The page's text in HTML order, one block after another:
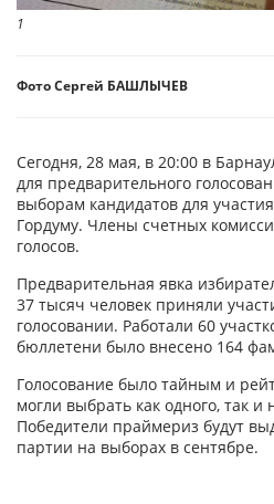
1
Фото Сергей БАШЛЫЧЕВ
Сегодня, 28 мая, в 20:00 в
для предварительного
выборам кандидатов для
Гордуму. Члены счетных
голосов.
Предварительная явка
37 тысяч человек приняли
голосовании. Работали 60
бюллетени было внесено 164
Голосование было тайным и
могли выбрать как одного, так и
Победители праймериз будут
партии на выборах в сентябре.